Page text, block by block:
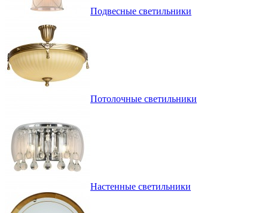
Подвесные светильники
Потолочные светильники
Настенные светильники